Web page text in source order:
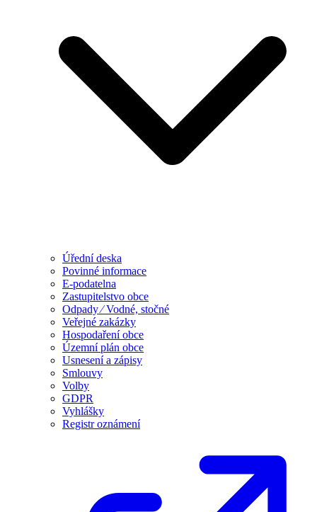
Úřední deska
Povinné informace
E-podatelna
Zastupitelstvo obce
Odpady ⁄ Vodné, stočné
Veřejné zakázky
Hospodaření obce
Územní plán obce
Usnesení a zápisy
Smlouvy
Volby
GDPR
Vyhlášky
Registr oznámení